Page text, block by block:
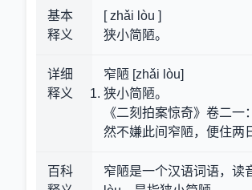
基本
释义
[ zhǎi lòu ]
狭小简陋。
详细
释义
窄陋 [zhǎi lòu]
狭小简陋。
《二刻拍案惊奇》卷二一
然不嫌此间窄陋，便住两
百科
窄陋是一个汉语词语，读